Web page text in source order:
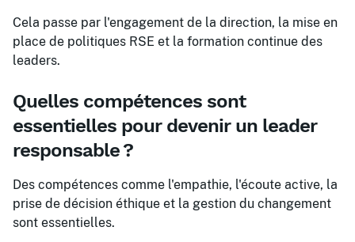
Cela passe par l'engagement de la direction, la mise en
place de politiques RSE et la formation continue des
leaders.
Quelles compétences sont
essentielles pour devenir un leader
responsable ?
Des compétences comme l'empathie, l'écoute active, la
prise de décision éthique et la gestion du changement
sont essentielles.